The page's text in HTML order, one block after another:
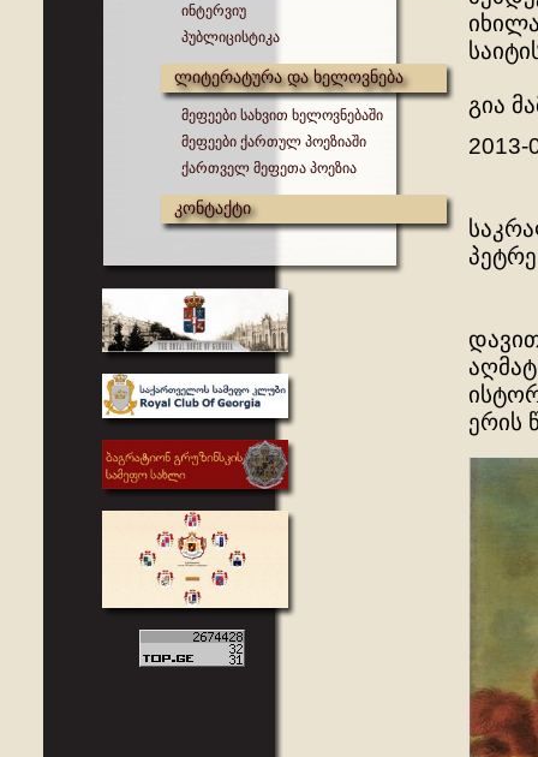
ინტერვიუ
პუბლიცისტიკა
ლიტერატურა და ხელოვნება
მეფეები სახვით ხელოვნებაში
მეფეები ქართულ პოეზიაში
ქართველ მეფეთა პოეზია
კონტაქტი
გია
2013-
ერის